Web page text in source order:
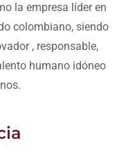
la empresa líder en
colombiano, siendo
, responsable,
humano idóneo